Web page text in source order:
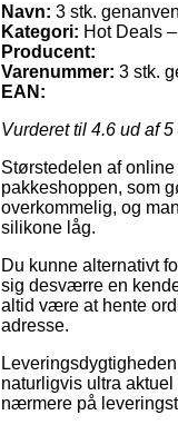
Navn: 3 stk.
Kategori: Hot Deals
Producent:
Varenummer: 3 stk.
EAN:
Vurderet til 4.6 ud af 5
Størstedelen af
pakkeshoppen, som
overkommelig, og
silikone låg.
Du kunne alternativt
sig desværre en
altid være at hente
adresse.
naturligvis ultra
nærmere på